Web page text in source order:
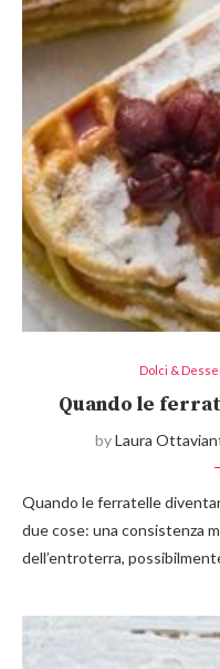
Dolci &
Quando le
byLaura
Quando le ferratelle
due cose: una consistenza
dell’entroterra,